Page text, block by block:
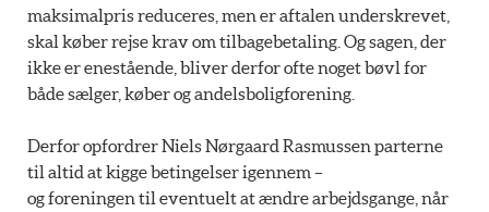
maksimalpris reduceres, men er aftalen underskrevet,
skal køber rejse krav om tilbagebetaling. Og sagen, der
ikke er enestående, bliver derfor ofte noget bøvl for
både sælger, køber og andelsboligforening.
Derfor opfordrer Niels Nørgaard Rasmussen parterne
til altid at kigge betingelser igennem –
og foreningen til eventuelt at ændre arbejdsgange, når